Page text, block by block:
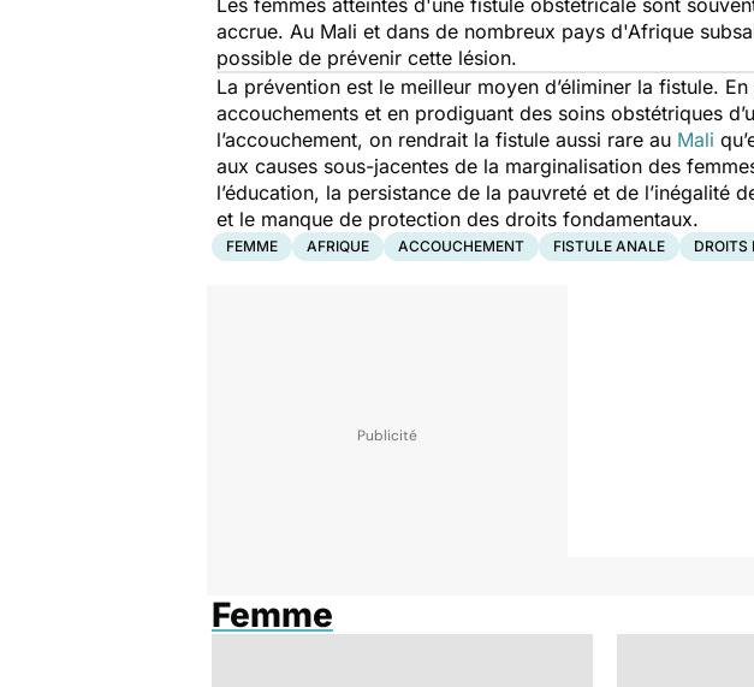
Les femmes atteintes d'une fistule obstétricale sont
accrue. Au Mali et dans de nombreux pays d'Afrique
possible de prévenir cette lésion.
La prévention est le meilleur moyen d’éliminer la fistule.
accouchements et en prodiguant des soins obstétriques
l’accouchement, on rendrait la fistule aussi rare au Mali
aux causes sous-jacentes de la marginalisation des
l’éducation, la persistance de la pauvreté et de l’inégalité
et le manque de protection des droits fondamentaux.
FEMME AFRIQUE ACCOUCHEMENT FISTULE ANALE DROITS
Femme